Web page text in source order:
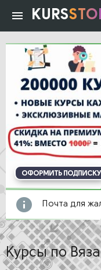
KURS
ОФОРМИТЬ ПОДПИСКУ
Почта для
Курсы по